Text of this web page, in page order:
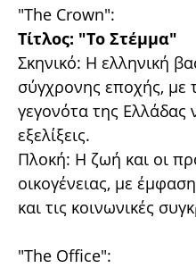
"The Crown":
Τίτλος: "Το Στέμμα"
Σκηνικό: Η ελληνική
σύγχρονης εποχής, με
γεγονότα της Ελλάδας
εξελίξεις.
Πλοκή: Η ζωή και οι
οικογένειας, με
και τις κοινωνικές
"The Office":